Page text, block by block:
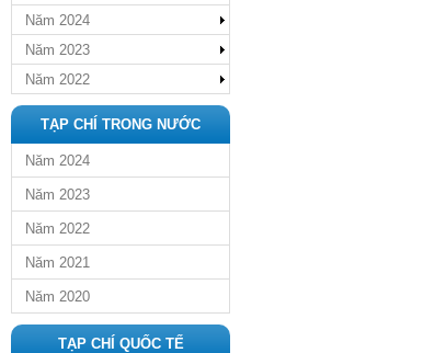
Năm 2024
Năm 2023
Năm 2022
TẠP CHÍ TRONG NƯỚC
Năm 2024
Năm 2023
Năm 2022
Năm 2021
Năm 2020
TẠP CHÍ QUỐC TẾ